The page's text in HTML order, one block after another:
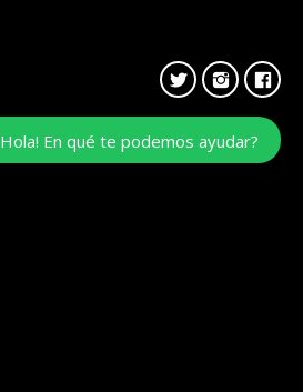
Hola! En qué te podemos ayudar?